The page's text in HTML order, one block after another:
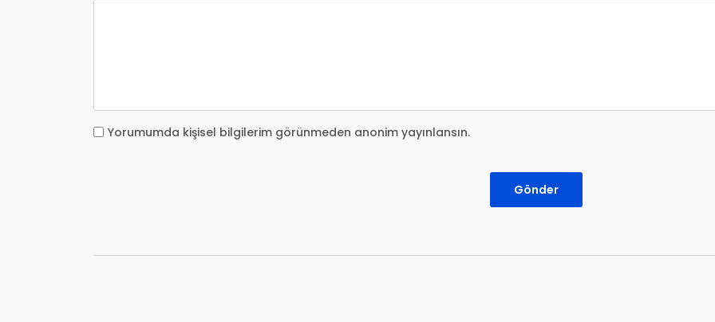
Yorumumda kişisel bilgilerim görünmeden anonim yayınlansın.
Gönder